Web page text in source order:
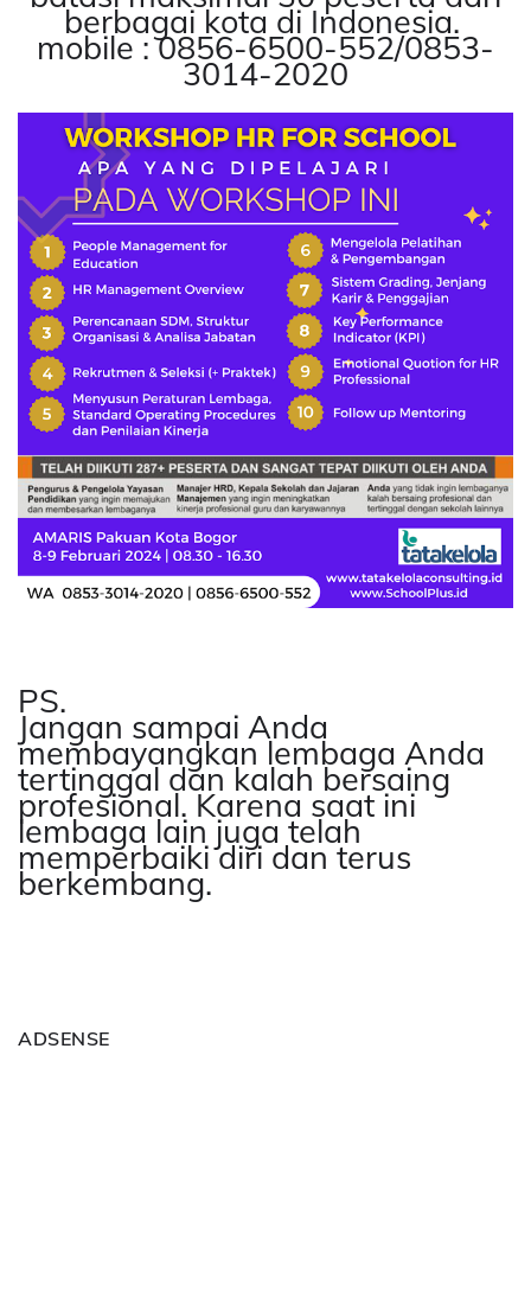
berbagai kota di Indonesia.
mobile : 0856-6500-552/0853-
3014-2020
PS.
Jangan sampai Anda
membayangkan lembaga Anda
tertinggal dan kalah bersaing
profesional. Karena saat ini
lembaga lain juga telah
memperbaiki diri dan terus
berkembang.
ADSENSE